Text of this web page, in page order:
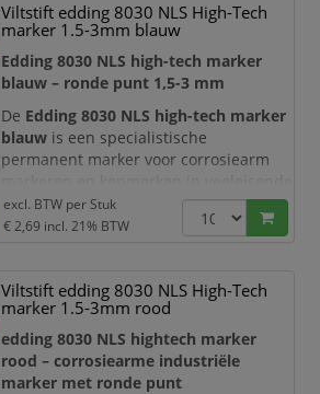
creatieve projecten uitgebreid
structureren en van duidelijke
kleurcodes voorzien.
De markeerstiften worden g
Viltstift edding 8030 NLS High-Tech
marker 1.5-3mm blauw
Edding 8030 NLS high-tech marker
blauw – ronde punt 1,5-3 mm
De Edding 8030 NLS high-tech marker
blauw is een specialistische
permanent marker voor corrosiearm
technische omgevingen. Deze marker
is ontwikkeld voor toepassingen in
materialen en markeringen aan
strenge eisen moeten voldoen.
Dankzij deronde punt met een
schrijfbreedte
excl. BTW per Stuk
€ 2,69 incl. 21% BTW
Viltstift edding 8030 NLS High-Tech
marker 1.5-3mm rood
edding 8030 NLS hightech marker
rood – corrosiearme industriële
marker met ronde punt